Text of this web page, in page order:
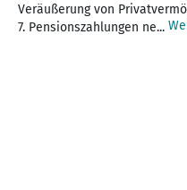
Veräußerung von
7. Pensionszahlungen ne...